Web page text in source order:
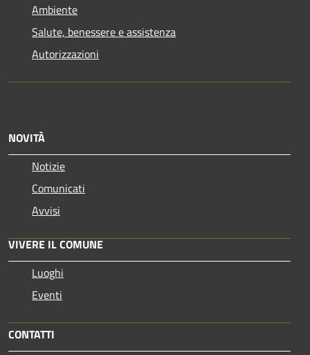
Ambiente
Salute, benessere e assistenza
Autorizzazioni
NOVITÀ
Notizie
Comunicati
Avvisi
VIVERE IL COMUNE
Luoghi
Eventi
CONTATTI